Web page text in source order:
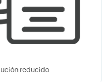
reducido